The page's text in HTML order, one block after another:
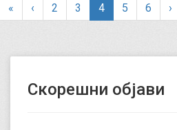
« ‹ 2 3 4(
c
e
n
5 6 ›
Скорешни објави